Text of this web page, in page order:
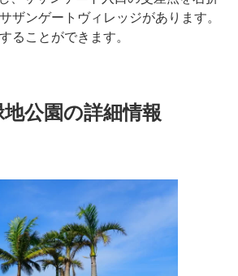
ザンゲートヴィレッジがあります。
ることができます。
公園の詳細情報